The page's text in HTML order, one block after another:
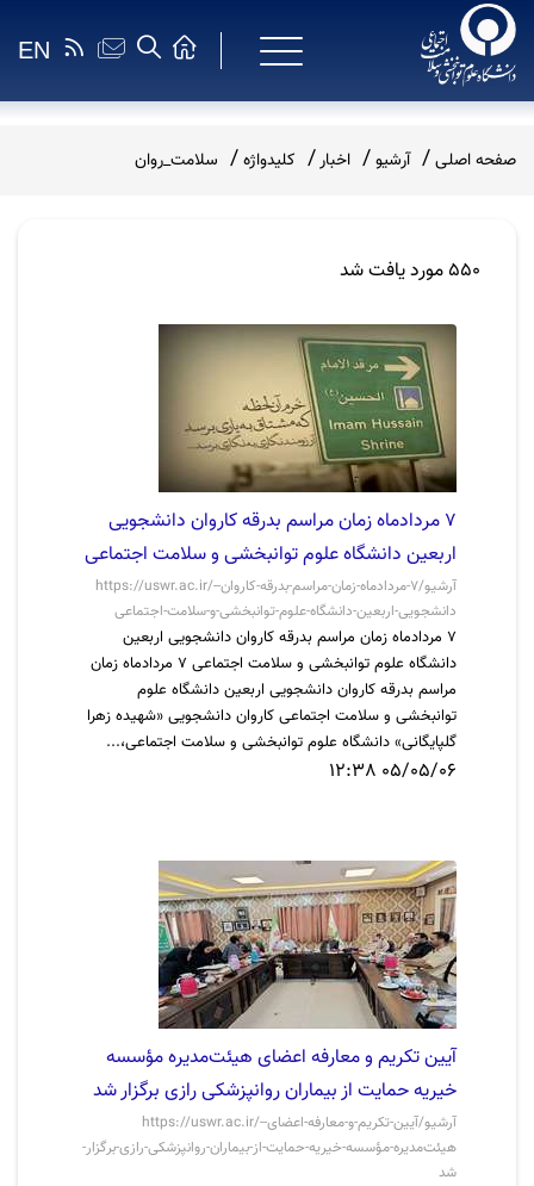
EN
صفحه اصلی آرشیو اخبار کلیدواژه سلامت_روان
550 مورد یافت شد
7 مردادماه زمان مراسم بدرقه کاروان دانشجویی
اربعین دانشگاه علوم توانبخشی و سلامت اجتماعی
https://uswr.ac.ir/-آرشیو/7-مردادماه-زمان-مراسم-بدرقه-کاروان-
دانشجویی-اربعین-دانشگاه-علوم-توانبخشی-و-سلامت-اجتماعی
7 مردادماه زمان مراسم بدرقه کاروان دانشجویی اربعین
دانشگاه علوم توانبخشی و سلامت اجتماعی 7 مردادماه زمان
مراسم بدرقه کاروان دانشجویی اربعین دانشگاه علوم
توانبخشی و سلامت اجتماعی کاروان دانشجویی «شهیده زهرا
گلپایگانی» دانشگاه علوم توانبخشی و سلامت اجتماعی،...
05/05/06 12:38
آیین تکریم و معارفه اعضای هیئت‌مدیره مؤسسه
خیریه حمایت از بیماران روانپزشکی رازی برگزار شد
https://uswr.ac.ir/-آرشیو/آیین-تکریم-و-معارفه-اعضای-
هیئت‌مدیره-مؤسسه-خیریه-حمایت-از-بیماران-روانپزشکی-رازی-برگزار-
شد